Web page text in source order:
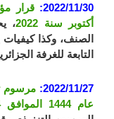
2022/11/30:
أكتوبر سنة 2022
،
الصنف، وكذا كيفيات
التابعة للغرفة
2022/11/27:
عام 1444 الموافق 24 نوفمبر سنة 2022